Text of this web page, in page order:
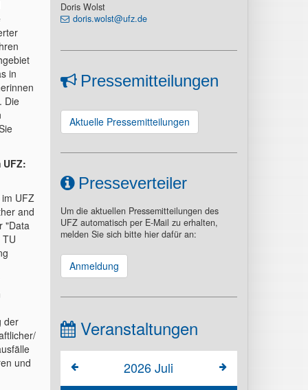
in
Die
UFZ:
UFZ
and
"Data
der
und
Doris Wolst
doris.wolst@ufz.de
Pressemitteilungen
Aktuelle Pressemitteilungen
Presseverteiler
Um die aktuellen Pressemitteilungen des
UFZ automatisch per E-Mail zu erhalten,
melden Sie sich bitte hier dafür an:
Anmeldung
Veranstaltungen
2026 Juli